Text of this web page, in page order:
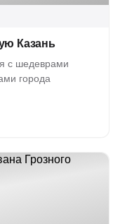
Казань
с шедеврами
города